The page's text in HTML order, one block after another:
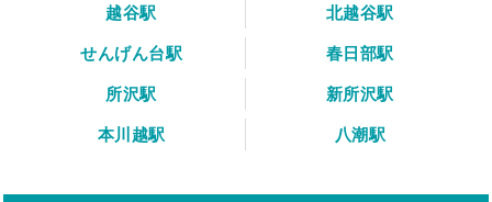
越谷駅
北越谷駅
せんげん台駅
春日部駅
所沢駅
新所沢駅
本川越駅
八潮駅